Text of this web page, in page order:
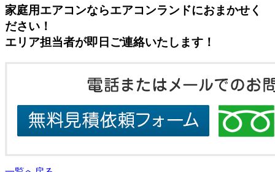
家庭用エアコンならエアコンランドにおまかせく
ださい！
エリア担当者が即日ご連絡いたします！